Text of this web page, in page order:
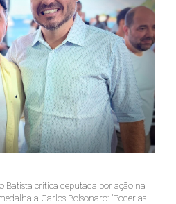
Batista critica deputada por ação na
a Carlos Bolsonaro: "Poderias